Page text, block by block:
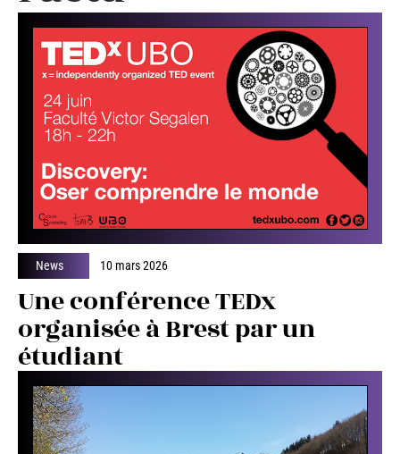
News 10 mars 2026
Une conférence TEDx
organisée à Brest par un
étudiant